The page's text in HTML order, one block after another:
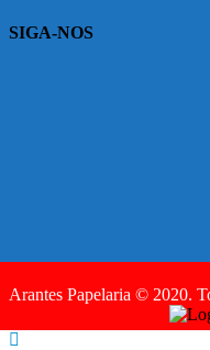
SIGA-NOS
Arantes Papelaria © 2020.